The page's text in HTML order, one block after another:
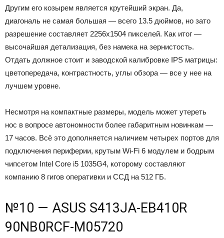
Другим его козырем является крутейший экран. Да,
диагональ не самая большая — всего 13.5 дюймов, но зато
разрешение составляет 2256х1504 пикселей. Как итог —
высочайшая детализация, без намека на зернистость.
Отдать должное стоит и заводской калибровке IPS матрицы:
цветопередача, контрастность, углы обзора — все у нее на
лучшем уровне.
Несмотря на компактные размеры, модель может утереть
нос в вопросе автономности более габаритным новинкам —
17 часов. Всё это дополняется наличием четырех портов для
подключения периферии, крутым Wi-Fi 6 модулем и бодрым
чипсетом Intel Core i5 1035G4, которому составляют
компанию 8 гигов оперативки и ССД на 512 ГБ.
№10 — ASUS S413JA-EB410R
90NB0RCF-M05720